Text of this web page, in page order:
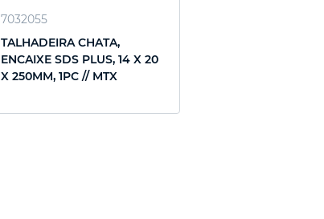
7032055
TALHADEIRA CHATA,
ENCAIXE SDS PLUS, 14 X 20
X 250MM, 1PC // MTX